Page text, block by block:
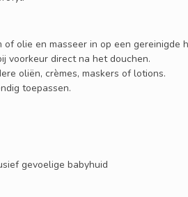
olie en masseer in op een gereinigde
voorkeur direct na het douchen.
oliën, crèmes, maskers of lotions.
toepassen.
gevoelige babyhuid